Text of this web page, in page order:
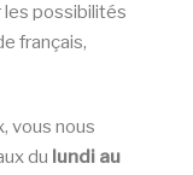
les possibilités
français,
vous nous
du lundi au